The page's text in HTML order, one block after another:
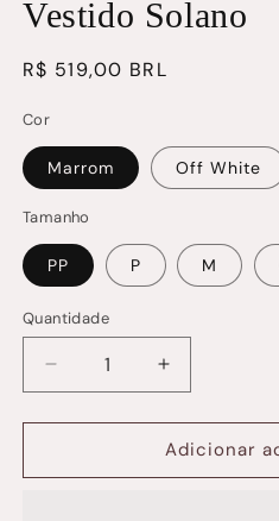
na
janela
Vestido Solano
Preço
R$ 519,00 BRL
Cor
Marrom Off White
Tamanho
PP P M
Quantidade
Quantidade
Diminuir
a
quantidade
Vestido
Aumentar
a
quantidade
de
Vestido
Adicionar